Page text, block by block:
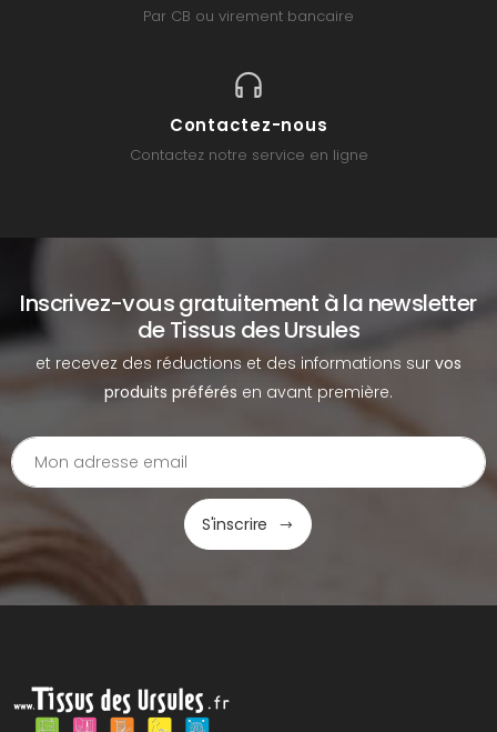
Par CB ou virement bancaire
Contactez-nous
Contactez notre service en ligne
Inscrivez-vous gratuitement à la newsletter
de Tissus des Ursules
et recevez des réductions et des informations sur vos
produits préférés en avant première.
S'inscrire